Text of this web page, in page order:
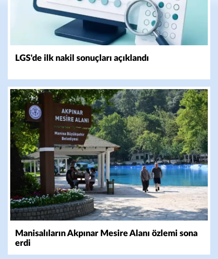
LGS'de ilk nakil sonuçları açıklandı
Manisalıların Akpınar Mesire Alanı özlemi sona
erdi